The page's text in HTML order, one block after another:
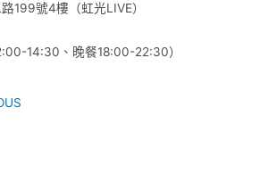
199號4樓（虹光LIVE）
14:30 、晚餐18:00-22:30）